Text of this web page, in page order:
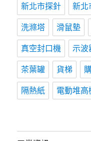
新北市探針 新北
洗滌塔 滑鼠墊
真空封口機 示波
茶葉罐 貨梯
隔熱紙 電動堆高